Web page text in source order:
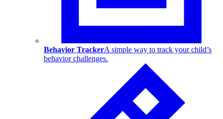
Behavior TrackerA simple way to track your child’s
behavior challenges.